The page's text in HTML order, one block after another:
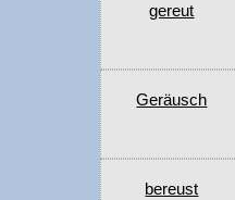
gereut
Geräusch
bereust